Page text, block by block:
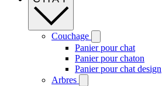
Couchage
Panier pour chat
Panier pour chaton
Panier pour chat design
Arbres